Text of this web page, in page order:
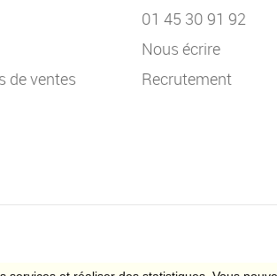
de ventes
01 45 30 91 92
Nous écrire
Recrutement